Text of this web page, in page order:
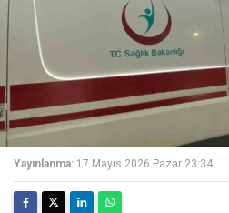
Yayınlanma: 17 Mayıs 2026 Pazar 23:34